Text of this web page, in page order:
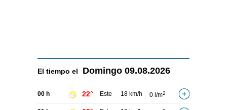
El tiempo el Domingo 09.08.2026
00 h 22° Este 18 km/h 0 l/m2